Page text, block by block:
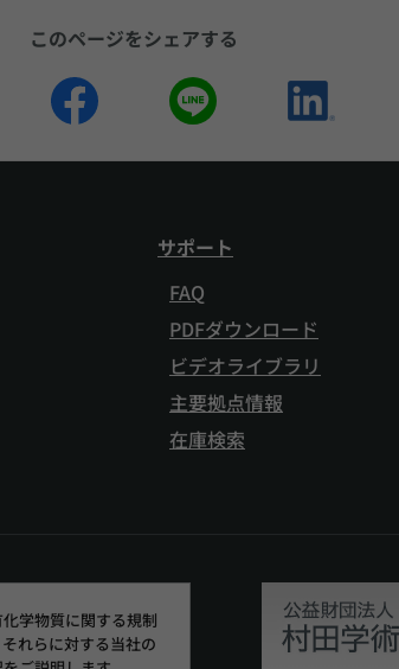
このページをシェアする
サポート
FAQ
PDFダウンロード
ビデオライブラリ
主要拠点情報
在庫検索
学物質に関する規制
れらに対する当社の